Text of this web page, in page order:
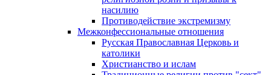
насилию
Противодействие экстремизму
Межконфессиональные отношения
Русская Православная Церковь и
католики
Христианство и ислам